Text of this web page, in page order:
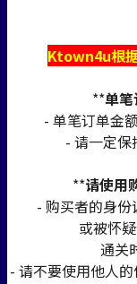
Ktown4u根
**单
- 单笔订单金
- 请一定保
**请使用
- 购买者的身
或被怀
通关
- 请不要使用他人